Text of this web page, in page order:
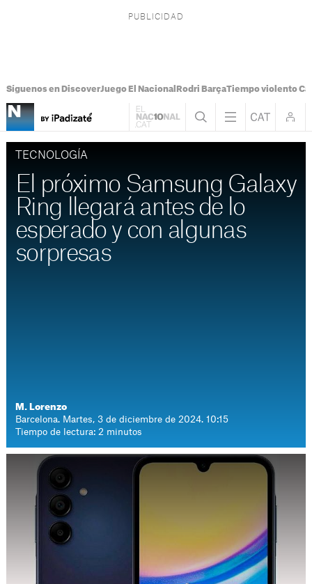
Síguenos en DiscoverJuego El Nacional Rodri BarçaTiempo violento
TECNOLOGÍA
El próximo Samsung Galaxy
Ring llegará antes de lo
esperado y con algunas
sorpresas
M. Lorenzo
Barcelona. Martes, 3 de diciembre de 2024. 10:15
Tiempo de lectura: 2 minutos